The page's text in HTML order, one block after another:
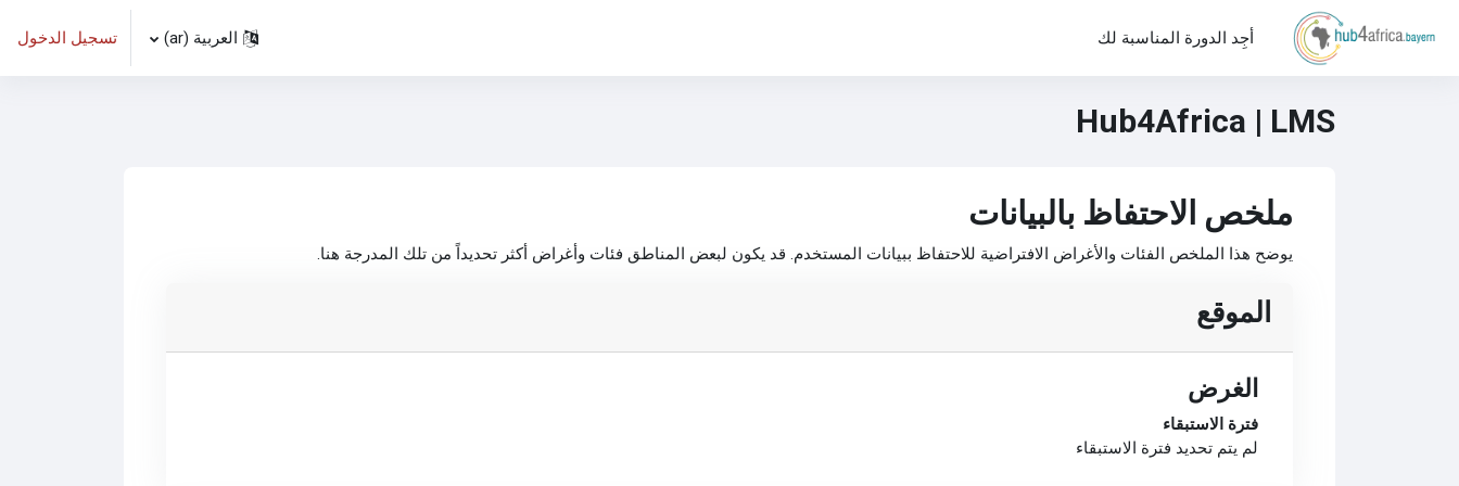
تخطى إلى المحتوى الرئيسي
أجِد الدورة المناسبة لك
العربية ‎(ar)‎ تسجيل الدخول
Hub4Africa | LMS
ملخص الاحتفاظ بالبيانات
يوضح هذا الملخص الفئات والأغراض الافتراضية للاحتفاظ ببيانات المستخدم. قد يكون لبعض المناطق فئات وأغراض أكثر تحديداً من تلك المدرجة هنا.
الموقع
الغرض
فترة الاستبقاء
لم يتم تحديد فترة الاستبقاء